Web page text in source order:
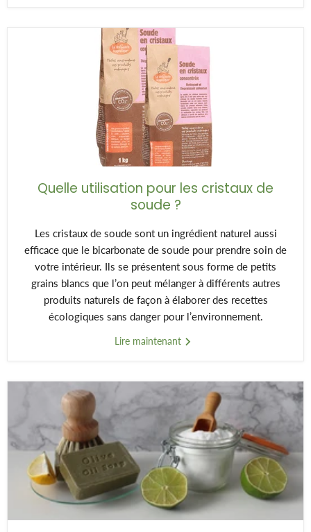
Quelle utilisation pour les cristaux de
soude ?
Les cristaux de soude sont un ingrédient naturel aussi
efficace que le bicarbonate de soude pour prendre soin de
votre intérieur. Ils se présentent sous forme de petits
grains blancs que l’on peut mélanger à différents autres
produits naturels de façon à élaborer des recettes
écologiques sans danger pour l’environnement.
Lire maintenant